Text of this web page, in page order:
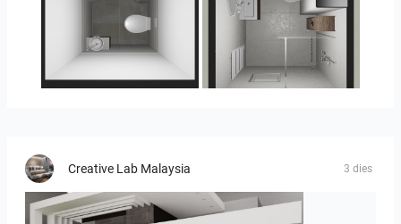
23-030409 bnr. 10
Creative Lab Malaysia 3 dies